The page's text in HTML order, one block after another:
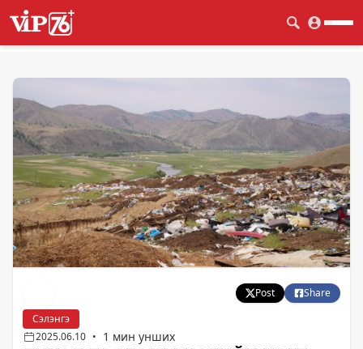
Post
Share
Сэлэнгэ
2025.06.10 • 1 мин унших